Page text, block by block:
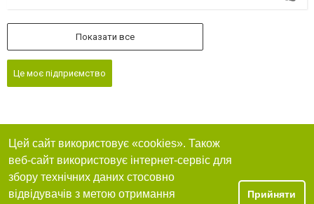
Показати все
Це моє підприємство
Цей сайт використовує «cookies». Також
веб-сайт використовує інтернет-сервіс для
збору технічних даних стосовно
відвідувачів з метою отримання
Прийняти